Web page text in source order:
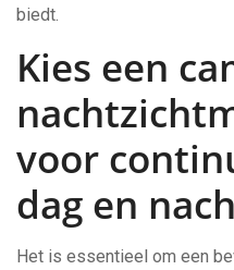
biedt.
Kies een
voor
dag en
Het is essentieel om een